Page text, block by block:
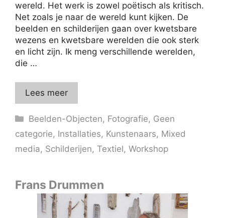
wereld. Het werk is zowel poëtisch als kritisch.
Net zoals je naar de wereld kunt kijken. De
beelden en schilderijen gaan over kwetsbare
wezens en kwetsbare werelden die ook sterk
en licht zijn. Ik meng verschillende werelden,
die …
Lees meer
Categorieën
Beelden-Objecten, Fotografie, Geen
categorie, Installaties, Kunstenaars, Mixed
media, Schilderijen, Textiel, Workshop
Frans Drummen